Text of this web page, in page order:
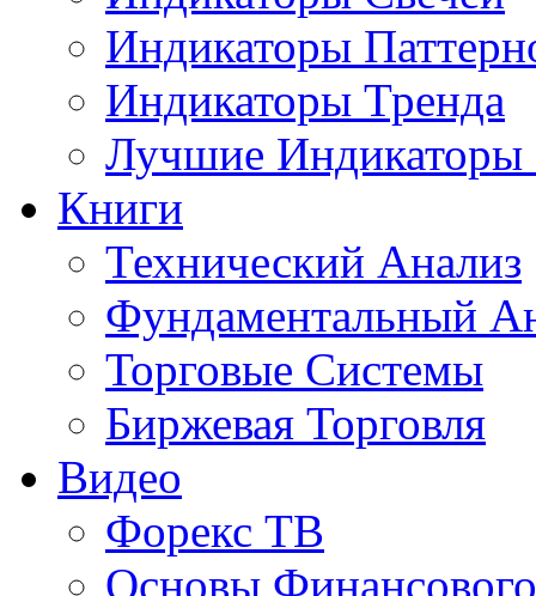
Индикаторы
Индикаторы Тренда
Лучшие Индикаторы
Книги
Технический Анализ
Фундаментальный
Торговые Системы
Биржевая Торговля
Видео
Форекс ТВ
Основы